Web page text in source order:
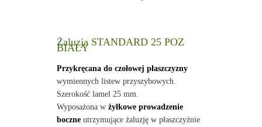
Żaluzja STANDARD 25 POZ
BIAŁY
Przykręcana do czołowej płaszczyzny
wymiennych listew przyszybowych.
Szerokość lamel 25 mm.
Wyposażona w żyłkowe prowadzenie
boczneutrzymujące żaluzję w płaszczyźnie